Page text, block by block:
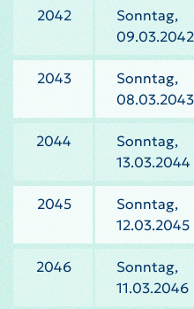
2042
Sonntag,
09.03.2042
2043
Sonntag,
08.03.2043
2044
Sonntag,
13.03.2044
2045
Sonntag,
12.03.2045
2046
Sonntag,
11.03.2046